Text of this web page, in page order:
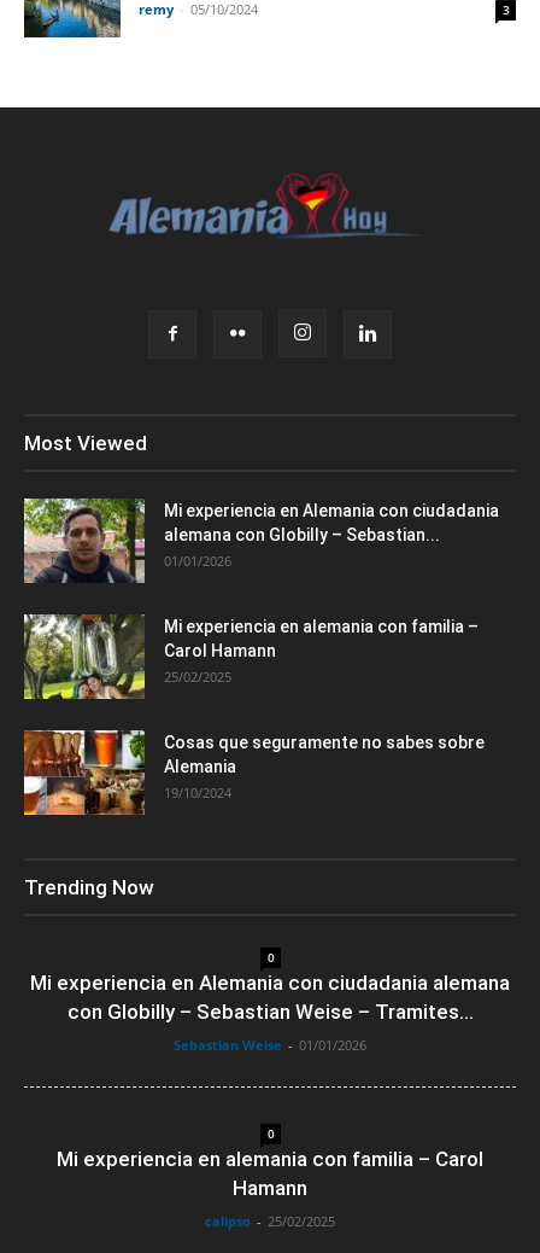
remy - 05/10/2024 3
Most Viewed
Mi experiencia en Alemania con ciudadania
alemana con Globilly – Sebastian...
01/01/2026
Mi experiencia en alemania con familia –
Carol Hamann
25/02/2025
Cosas que seguramente no sabes sobre
Alemania
19/10/2024
Trending Now
0
Mi experiencia en Alemania con ciudadania alemana
con Globilly – Sebastian Weise – Tramites...
Sebastian Weise - 01/01/2026
0
Mi experiencia en alemania con familia – Carol
Hamann
calipso - 25/02/2025